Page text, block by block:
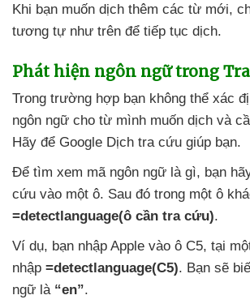
Khi bạn muốn dịch thêm các từ mới,
tương tự như trên để tiếp tục dịch.
Phát hiện ngôn ngữ trong
Trong trường hợp bạn không thể xác
ngôn ngữ cho từ mình muốn dịch và
Hãy để Google Dịch tra cứu giúp bạn.
Để tìm xem mã ngôn ngữ là gì, bạn
cứu vào một ô. Sau đó trong một ô
=detectlanguage(ô cần tra cứu).
Ví dụ, bạn nhập Apple vào ô C5, tại
nhập =detectlanguage(C5). Bạn sẽ
ngữ là “en”.